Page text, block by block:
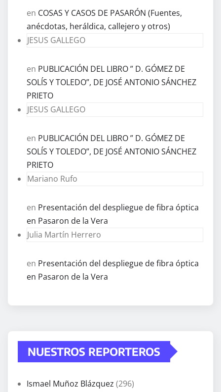
en COSAS Y CASOS DE PASARÓN (Fuentes,
anécdotas, heráldica, callejero y otros)
JESUS GALLEGO
en PUBLICACIÓN DEL LIBRO ” D. GÓMEZ DE
SOLÍS Y TOLEDO”, DE JOSÉ ANTONIO SÁNCHEZ
PRIETO
JESUS GALLEGO
en PUBLICACIÓN DEL LIBRO ” D. GÓMEZ DE
SOLÍS Y TOLEDO”, DE JOSÉ ANTONIO SÁNCHEZ
PRIETO
Mariano Rufo
en Presentación del despliegue de fibra óptica
en Pasaron de la Vera
Julia Martín Herrero
en Presentación del despliegue de fibra óptica
en Pasaron de la Vera
NUESTROS REPORTEROS
Ismael Muñoz Blázquez (296)